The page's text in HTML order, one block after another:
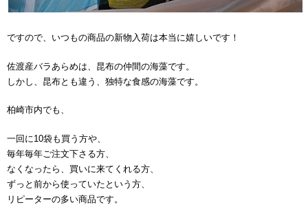
ですので、いつもの商品の新物入荷は本当に嬉しいです！
佐渡産バラあらめは、昆布の仲間の海藻です。
しかし、昆布とも違う、独特な食感の海藻です。
柏崎市内でも、
一回に10袋も買う方や、
毎年毎年ご注文下さる方、
なくなったら、買いに来てくれる方、
ずっと前から使っていたという方、
リピーターの多い商品です。